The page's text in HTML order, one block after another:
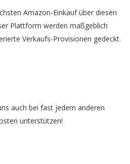
Amazon-Einkauf über diesen
Plattform werden maßgeblich
Verkaufs-Provisionen gedeckt.
auch bei fast jedem anderen
unterstützen!